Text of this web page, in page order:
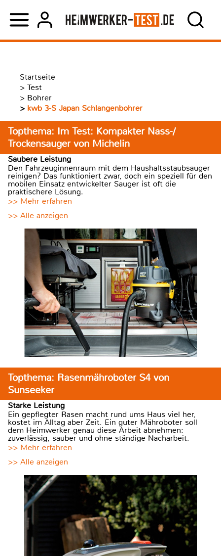
Startseite
> Test
> Bohrer
> kwb 3-S Japan Schlangenbohrer
Topthema: Im Test: Kompakter Nass-/
Trockensauger von Michelin
Saubere Leistung
Den Fahrzeuginnenraum mit dem Haushaltsstaubsauger
reinigen? Das funktioniert zwar, doch ein speziell für den
mobilen Einsatz entwickelter Sauger ist oft die
praktischere Lösung.
>> Mehr erfahren
>> Alle anzeigen
Topthema: Rasenmähroboter S4 von
Sunseeker
Starke Leistung
Ein gepflegter Rasen macht rund ums Haus viel her,
kostet im Alltag aber Zeit. Ein guter Mähroboter soll
dem Heimwerker genau diese Arbeit abnehmen:
zuverlässig, sauber und ohne ständige Nacharbeit.
>> Mehr erfahren
>> Alle anzeigen